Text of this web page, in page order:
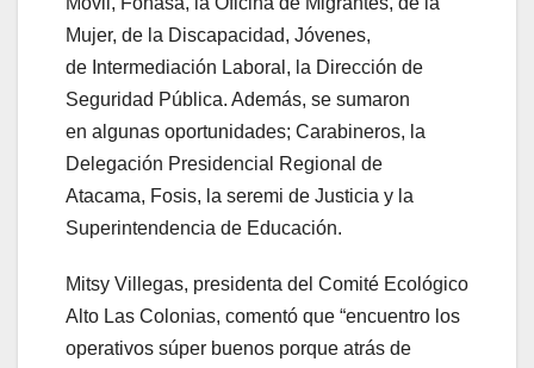
Mujer, de la Discapacidad, Jóvenes,
de Intermediación Laboral, la Dirección de
Seguridad Pública. Además, se sumaron
en algunas oportunidades; Carabineros, la
Delegación Presidencial Regional de
Atacama, Fosis, la seremi de Justicia y la
Superintendencia de Educación.
Mitsy Villegas, presidenta del Comité Ecológico
Alto Las Colonias, comentó que “encuentro los
operativos súper buenos porque atrás de